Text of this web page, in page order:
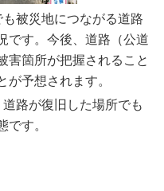
被災地につながる道路
です。今後、道路（公道
害箇所が把握されること
予想されます。
路が復旧した場所でも
す。